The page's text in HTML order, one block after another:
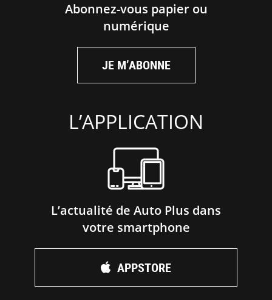
Abonnez-vous papier ou
numérique
JE M’ABONNE
L’APPLICATION
L’actualité de Auto Plus dans
votre smartphone
APPSTORE